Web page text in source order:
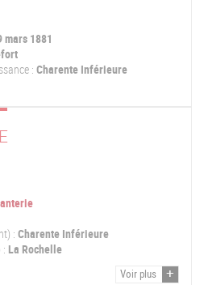
mars 1881
: Charente Inférieure
: Charente Inférieure
: La Rochelle
Voir plus